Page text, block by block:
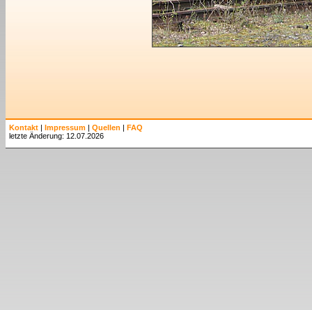
Kontakt | Impressum | Quellen | FAQ
letzte Änderung: 12.07.2026